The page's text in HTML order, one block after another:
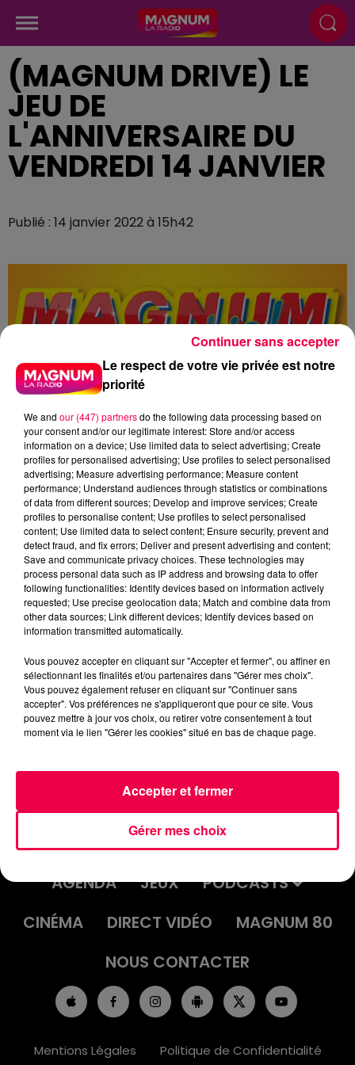
(MAGNUM DRIVE) LE
JEU DE
L'ANNIVERSAIRE DU
VENDREDI 14 JANVIER
Publié : 14 janvier 2022 à 15h42
Flash infos
Crédit :Flash infos
podcasts/2022/01/2022-01-14-16-42-
ACCUEIL INFOS
EMISSIONS
AGENDA
JEUX
PODCASTS
CINÉMA
DIRECT VIDÉO
MAGNUM 80
NOUS CONTACTER
Mentions Légales Politique de Confidentialité
Le respect de votre vie privée est notre
priorité
We and our (447) partnersdo the following data processing based on
your consent and/or our legitimate interest: Store and/or access
information on a device; Use limited data to select advertising; Create
profiles for personalised advertising; Use profiles to select personalised
advertising; Measure advertising performance; Measure content
performance; Understand audiences through statistics or combinations
of data from different sources; Develop and improve services; Create
profiles to personalise content; Use profiles to select personalised
content; Use limited data to select content; Ensure security, prevent and
detect fraud, and fix errors; Deliver and present advertising and content;
Save and communicate privacy choices. These technologies may
process personal data such as IP address and browsing data to offer
following functionalities: Identify devices based on information actively
requested; Use precise geolocation data; Match and combine data from
other data sources; Link different devices; Identify devices based on
information transmitted automatically.
Vous pouvez accepter en cliquant sur "Accepter et fermer", ou affiner en
sélectionnant les finalités et/ou partenaires dans "Gérer mes choix".
Vous pouvez également refuser en cliquant sur "Continuer sans
accepter". Vos préférences ne s'appliqueront que pour ce site. Vous
pouvez mettre à jour vos choix, ou retirer votre consentement à tout
moment via le lien "Gérer les cookies" situé en bas de chaque page.
Gérer mes choix
Accepter et fermer
Continuer sans accepter